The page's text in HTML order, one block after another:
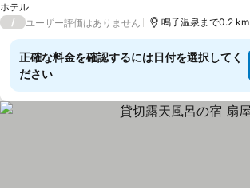
ホテル
/ ユーザー評価はありません 鳴子温泉まで0.2 km
正確な料金を確認するには日付を選択してく
ださい